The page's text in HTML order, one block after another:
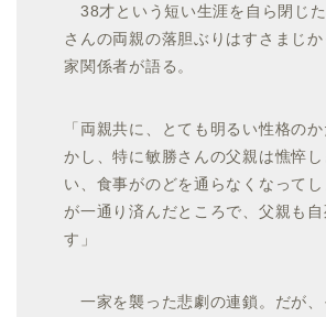
38才という短い生涯を自ら閉じ
さんの両親の落胆ぶりはすさまじ
家関係者が語る。
「両親共に、とても明るい性格の
かし、特に敏勝さんの父親は憔悴し
い、食事がのどを通らなくなって
が一通り済んだところで、父親も
す」
一家を襲った悲劇の連鎖。だが、